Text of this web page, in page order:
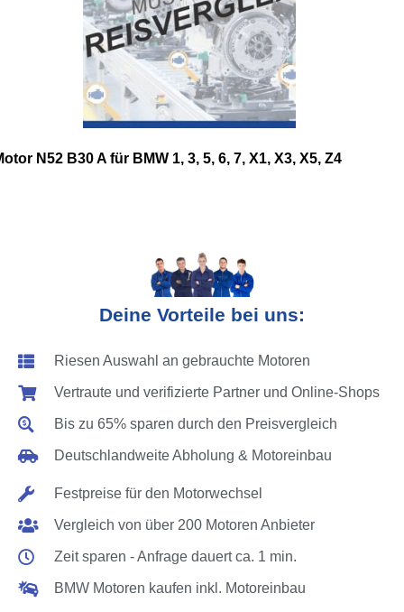
N52 B30 A für BMW 1, 3, 5, 6, 7, X1, X3, X5, Z4
Deine Vorteile bei uns:
Riesen Auswahl an gebrauchte Motoren
Vertraute und verifizierte Partner und Online-Shops
Bis zu 65% sparen durch den Preisvergleich
Deutschlandweite Abholung & Motoreinbau
Festpreise für den Motorwechsel
Vergleich von über 200 Motoren Anbieter
Zeit sparen - Anfrage dauert ca. 1 min.
BMW Motoren kaufen inkl. Motoreinbau